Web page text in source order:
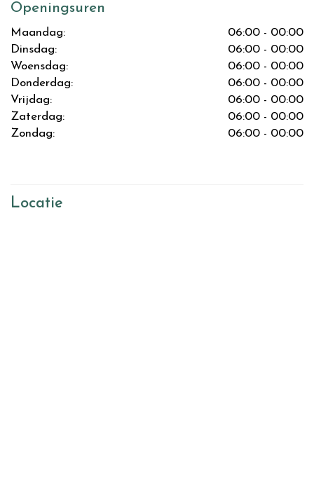
Openingsuren
Maandag:
06:00 - 00:00
Dinsdag:
06:00 - 00:00
Woensdag:
06:00 - 00:00
Donderdag:
06:00 - 00:00
Vrijdag:
06:00 - 00:00
Zaterdag:
06:00 - 00:00
Zondag:
06:00 - 00:00
Locatie